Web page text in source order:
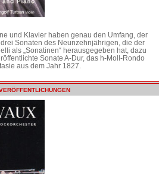
und Klavier haben genau den Umfang, der
Sonaten des Neunzehnjährigen, die der
als „Sonatinen“ herausgegeben hat, dazu
Sonate A-Dur, das h-Moll-Rondo
aus dem Jahr 1827.